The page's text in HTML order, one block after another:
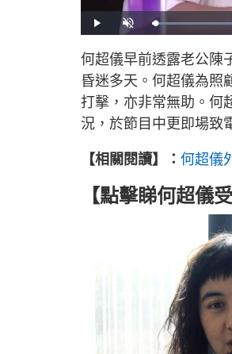
P
l
y
U
n
t
e
L
o
e
d
:
2
0
0
%
何超儀早前透露老公陳
昏迷多天。何超儀為照
打擊，亦非常無助。何
況，於節目中更即場致
【相關閱讀】： 何超儀
【點擊睇何超儀